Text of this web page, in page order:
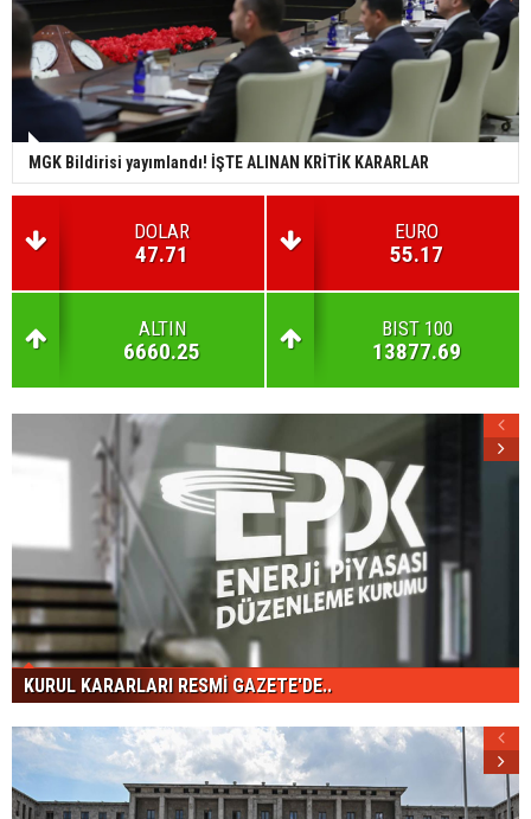
MGK Bildirisi yayımlandı! İŞTE ALINAN KRİTİK KARARLAR
DOLAR
47.71
EURO
55.17
ALTIN
6660.25
BIST 100
13877.69
KURUL KARARLARI RESMİ GAZETE'DE..